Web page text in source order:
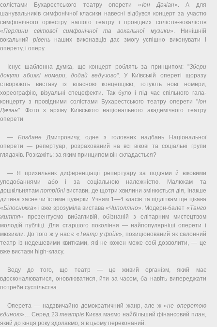
солістами Бухарестського театру оперети «Іон Дачіан». А для
шанувальників симфонічної класики навесні відбувся концерт за участю
симфонічного оркестру нашого театру і провідних солістів-вокалістів
«Перлини світової симфонічної та вокальної музики». Нинішній
вокальний рівеньнаших виконавців дає змогу успішно виконувати і
оперету, і оперу.
Існує шаблонна думка, що концерт роблять за принципом: "Збери
докупи абиякі номери, додай ведучого". У Київській опереті щоразу
створюють виставу із власною концепцією, готують нові номери,
хореографію, візуальні спецефекти. Так було і під час спільного гала-
концерту з провідними солістами Бухарестського театру оперети "Іон
Дачіан". Фото з архіву Київського національного академічного театру
оперети
— Богдане Дмитровичу, одне з головних надбань Національної
оперети — репертуар, розрахований на всі вікові та соціальні групи
глядачів. Розкажіть: за яким принципом він складається?
— Я прихильник диференціації репертуару за подіями й віковими
уподобаннями або і за соціальною належністю. Малюкам та
дошкільнятампотрібні вистави, де щотри хвилини змінюється дія, інакше
дитина засне чи їстиме цукерки. Учням 1—4 класів та підліткам ще цікава
«Білосніжка» і вже зрозуміла вистава «Чиполліно». Модерн-балет «Танго
життя» презентуємо вибагливій, обізнаній з елітарним мистецтвом
молодій публіці. Для старшого покоління — найпопулярніші оперети і
мюзикли. До того ж у нас є «Театр у фойє», позиціонований як салонний
театр із недешевими квитками, які не кожен може собі дозволити, — це
вже вистави high-класу.
Веду до того, що театр — це живий організм, який має
вдосконалюватися, оновлюватися, йти за часом, ба навіть випереджати
потреби суспільства.
Оперета — надзвичайно демократичний жанр, але ж «не оперетою
єдиною»… Серед 23театрів Києва маємо найбільший фінансовий план,
який до кінця року здолаємо, я в цьому переконаний.